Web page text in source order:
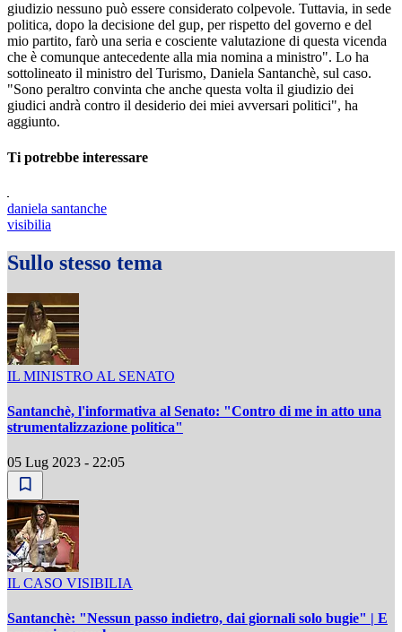
giudizio nessuno può essere considerato colpevole. Tuttavia, in sede
politica, dopo la decisione del gup, per rispetto del governo e del
mio partito, farò una seria e cosciente valutazione di questa vicenda
che è comunque antecedente alla mia nomina a ministro". Lo ha
sottolineato il ministro del Turismo, Daniela Santanchè, sul caso.
"Sono peraltro convinta che anche questa volta il giudizio dei
giudici andrà contro il desiderio dei miei avversari politici", ha
aggiunto.
Ti potrebbe interessare
daniela santanche
visibilia
Sullo stesso tema
IL MINISTRO AL SENATO
Santanchè, l'informativa al Senato: "Contro di me in atto una
strumentalizzazione politica"
05 Lug 2023 - 22:05
IL CASO VISIBILIA
Santanchè: "Nessun passo indietro, dai giornali solo bugie" | E